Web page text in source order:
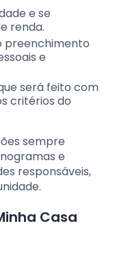
e se
renda.
preenchimento
e
será feito com
critérios do
sempre
e
responsáveis,
Casa